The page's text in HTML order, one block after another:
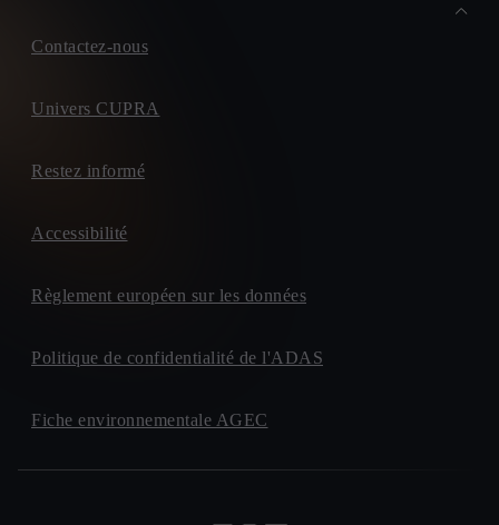
Contactez-nous
Univers CUPRA
Restez informé
Accessibilité
Règlement européen sur les données
Politique de confidentialité de l'ADAS
Fiche environnementale AGEC